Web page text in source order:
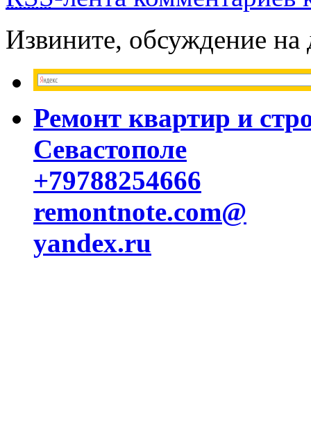
Извините, обсуждение
Ремонт квартир и
Севастополе
+79788254666
remontnote.com@
yandex.ru